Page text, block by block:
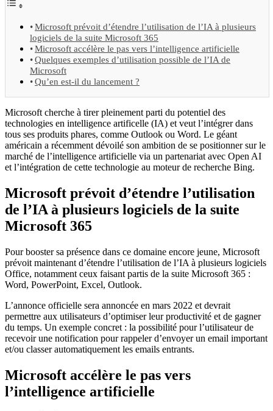
Microsoft prévoit d’étendre l’utilisation de l’IA à plusieurs
logiciels de la suite Microsoft 365
Microsoft accélère le pas vers l’intelligence artificielle
Quelques exemples d’utilisation possible de l’IA de
Microsoft
Qu’en est-il du lancement ?
Microsoft cherche à tirer pleinement parti du potentiel des
technologies en intelligence artificelle (IA) et veut l’intégrer dans
tous ses produits phares, comme Outlook ou Word. Le géant
américain a récemment dévoilé son ambition de se positionner sur le
marché de l’intelligence artificielle via un partenariat avec Open AI
et l’intégration de cette technologie au moteur de recherche Bing.
Microsoft prévoit d’étendre l’utilisation
de l’IA à plusieurs logiciels de la suite
Microsoft 365
Pour booster sa présence dans ce domaine encore jeune, Microsoft
prévoit maintenant d’étendre l’utilisation de l’IA à plusieurs logiciels
Office, notamment ceux faisant partis de la suite Microsoft 365 :
Word, PowerPoint, Excel, Outlook.
L’annonce officielle sera annoncée en mars 2022 et devrait
permettre aux utilisateurs d’optimiser leur productivité et de gagner
du temps. Un exemple concret : la possibilité pour l’utilisateur de
recevoir une notification pour rappeler d’envoyer un email important
et/ou classer automatiquement les emails entrants.
Microsoft accélère le pas vers
l’intelligence artificielle